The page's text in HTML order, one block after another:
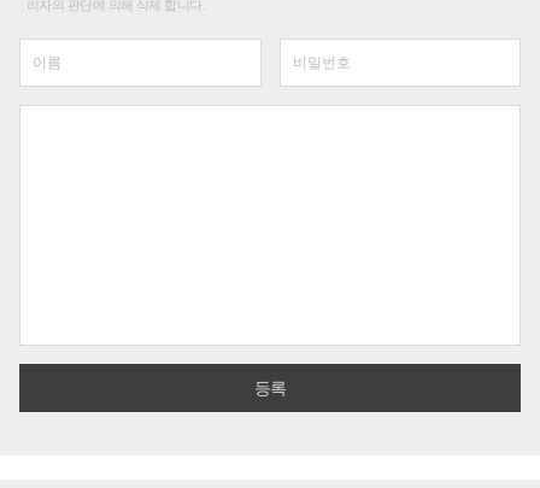
리자의 판단에 의해 삭제 합니다.